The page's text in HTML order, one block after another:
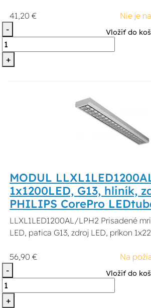
41,20 €
Nie je
-
+
Vložiť do
MODUL
1x1200LED, G13, hliník,
PHILIPS CorePro
LLXL1LED1200AL/LPH2 Prisadené
LED, patica G13, zdroj LED, príkon
56,90 €
Na
-
+
Vložiť do